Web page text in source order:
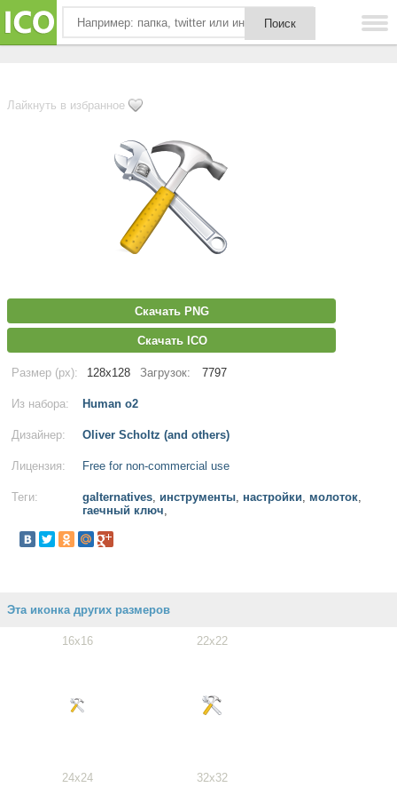
Лайкнуть в избранное
Скачать PNG
Скачать ICO
Размер (px): 128x128 Загрузок: 7797
Из набора: Human o2
Дизайнер: Oliver Scholtz (and others)
Лицензия: Free for non-commercial use
Теги: galternatives, инструменты, настройки, молоток,
гаечный ключ,
Эта иконка других размеров
16x16 22x22
24x24 32x32